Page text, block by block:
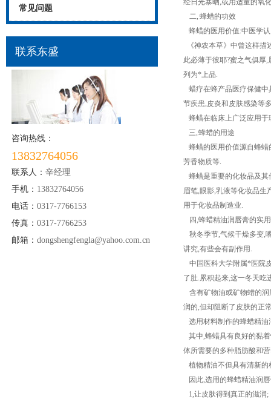
常见问题
联系东盛
咨询热线：
13832764056
联系人： 辛经理
手机： 13832764056
电话： 0317-7766153
传真： 0317-7766253
邮箱： dongshengfengla@yahoo.com.cn
经日光暴晒,或用适量的氧
二, 蜂蜡的功效
蜂蜡的医用价值:中医学
《神农本草》中曾这样描
此必薄于彼耶?蜜之气俱厚
列为*上品.
蜡疗在蜂产品医疗保健中
节疾患,皮炎和皮肤感染等
蜂蜡在临床上广泛应用于
三, 蜂蜡的用途
蜂蜡的医用价值源自蜂蜡
芳香物质等.
蜂蜡是重要的化妆品及其
眉笔,眼影,乳液等化妆品
用于化妆品制造业.
四,蜂蜡精油润唇膏的实
秋冬季节,气候干燥多变,
讲究,有些会有副作用.
中国医科大学附属*医院
了肚.累积起来,这一冬天吃
含有矿物油或矿物蜡的润
润的,但却阻断了皮肤的正
选用材料制作的蜂蜡精油
其中,蜂蜡具有良好的黏
体所需要的多种脂肪酸和
植物精油不但具有清新的
因此,选用的蜂蜡精油润
1,让皮肤得到真正的滋润;